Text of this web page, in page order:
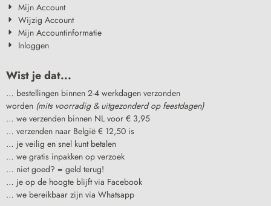
Mijn Account
Wijzig Account
Mijn Accountinformatie
Inloggen
Wist je dat...
… bestellingen binnen 2-4 werkdagen verzonden
worden (mits voorradig & uitgezonderd op feestdagen)
… we verzenden binnen NL voor € 3,95
… verzenden naar België € 12,50 is
… je veilig en snel kunt betalen
… we gratis inpakken op verzoek
… niet goed? = geld terug!
… je op de hoogte blijft via Facebook
… we bereikbaar zijn via Whatsapp